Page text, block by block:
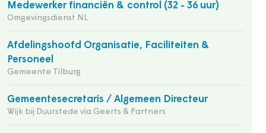
Medewerker financiën & control (32 - 36 uur)
Omgevingsdienst NL
Afdelingshoofd Organisatie, Faciliteiten &
Personeel
Gemeente Tilburg
Gemeentesecretaris / Algemeen Directeur
Wijk bij Duurstede via Geerts & Partners